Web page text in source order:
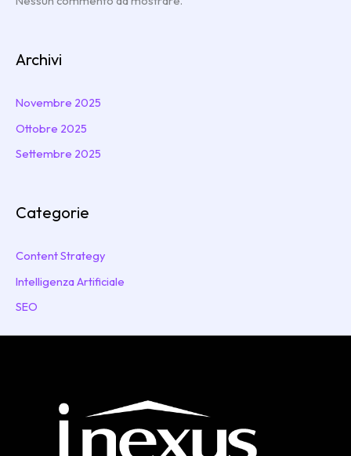
Archivi
Novembre 2025
Ottobre 2025
Settembre 2025
Categorie
Content Strategy
Intelligenza Artificiale
SEO